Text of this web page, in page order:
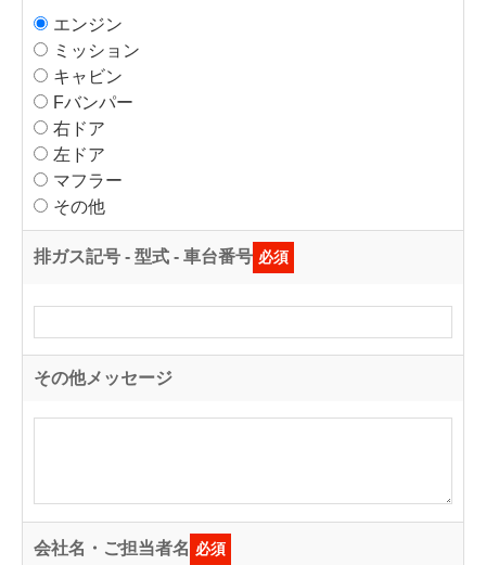
エンジン
ミッション
キャビン
Fバンパー
右ドア
左ドア
マフラー
その他
排ガス記号 - 型式 - 車台番号 必須
その他メッセージ
会社名・ご担当者名 必須